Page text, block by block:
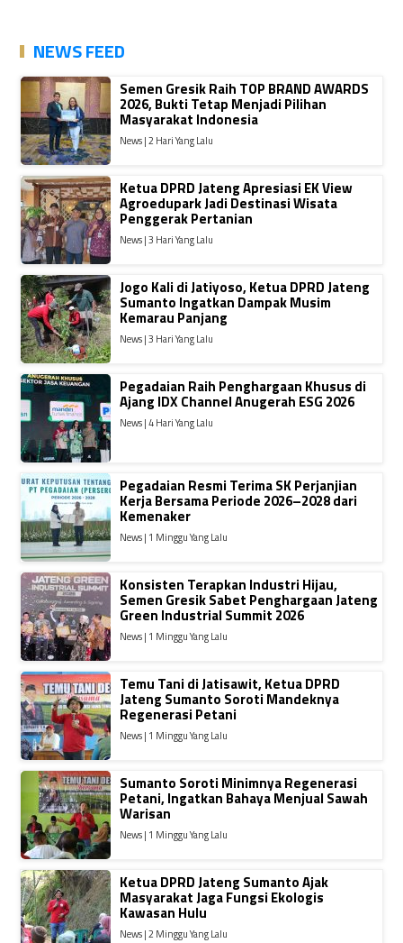
NEWS FEED
Semen Gresik Raih TOP BRAND AWARDS
2026, Bukti Tetap Menjadi Pilihan
Masyarakat Indonesia
News | 2 Hari Yang Lalu
Ketua DPRD Jateng Apresiasi EK View
Agroedupark Jadi Destinasi Wisata
Penggerak Pertanian
News | 3 Hari Yang Lalu
Jogo Kali di Jatiyoso, Ketua DPRD Jateng
Sumanto Ingatkan Dampak Musim
Kemarau Panjang
News | 3 Hari Yang Lalu
Pegadaian Raih Penghargaan Khusus di
Ajang IDX Channel Anugerah ESG 2026
News | 4 Hari Yang Lalu
Pegadaian Resmi Terima SK Perjanjian
Kerja Bersama Periode 2026–2028 dari
Kemenaker
News | 1 Minggu Yang Lalu
Konsisten Terapkan Industri Hijau,
Semen Gresik Sabet Penghargaan Jateng
Green Industrial Summit 2026
News | 1 Minggu Yang Lalu
Temu Tani di Jatisawit, Ketua DPRD
Jateng Sumanto Soroti Mandeknya
Regenerasi Petani
News | 1 Minggu Yang Lalu
Sumanto Soroti Minimnya Regenerasi
Petani, Ingatkan Bahaya Menjual Sawah
Warisan
News | 1 Minggu Yang Lalu
Ketua DPRD Jateng Sumanto Ajak
Masyarakat Jaga Fungsi Ekologis
Kawasan Hulu
News | 2 Minggu Yang Lalu